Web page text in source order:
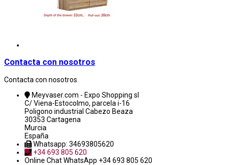
Contacta con nosotros
Contacta con nosotros
Meyvaser.com - Expo Shopping sl
C/ Viena-Estocolmo, parcela i-16
Poligono industrial Cabezo Beaza
30353 Cartagena
Murcia
España
Whatsapp: 34693805620
+34 693 805 620
Online ChatWhatsApp +34 693 805 620